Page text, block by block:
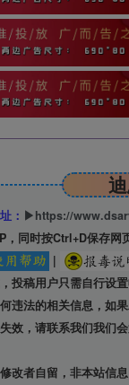
： ▶https://
，同时按Ctrl+D保存网
|
投稿用户只需自行设
违法的相关信息，如
效，请联系我们我们
改者自留， 非本站信息